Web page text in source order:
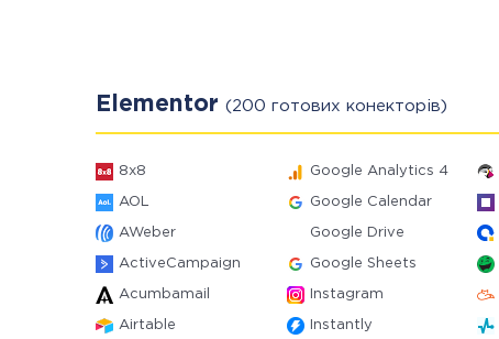
Elementor (200 готових конекторів)
8x8 Google Analytics 4
AOL Google Calendar
AWeber Google Drive
ActiveCampaign Google Sheets
Acumbamail Instagram
Airtable Instantly